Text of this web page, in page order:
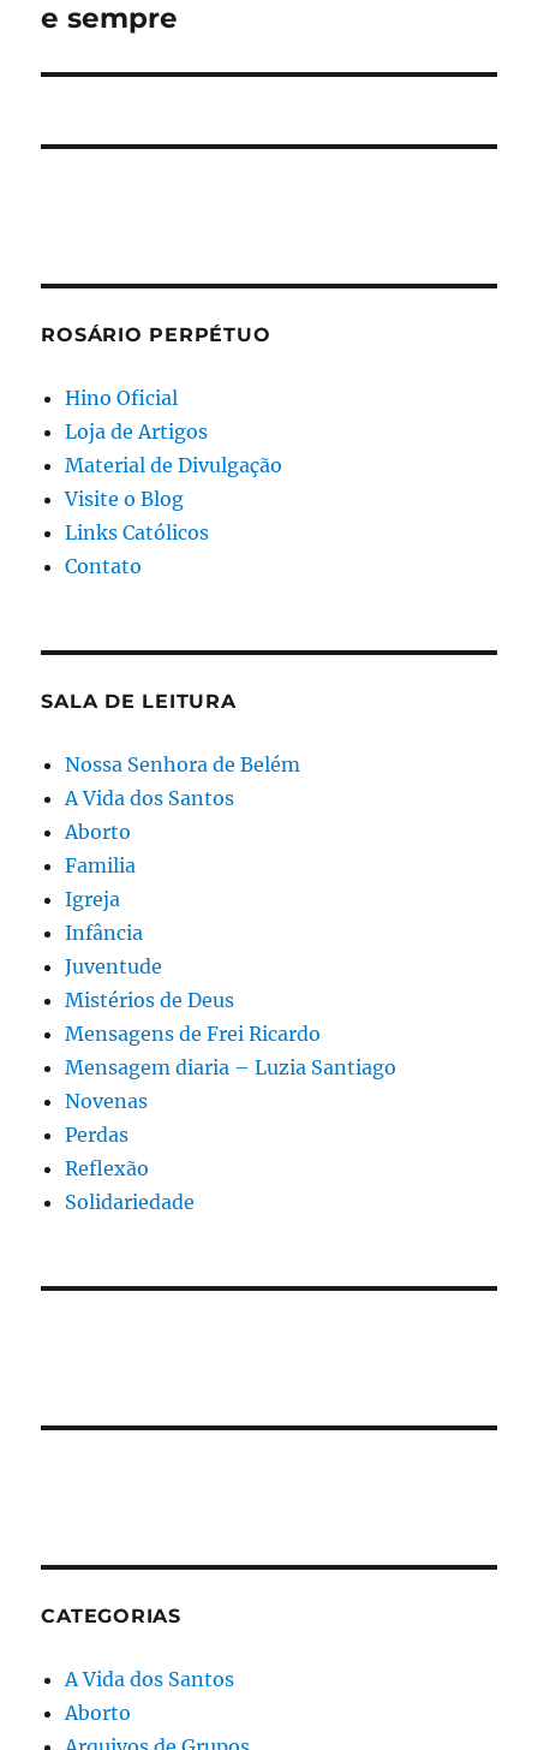
post:
e sempre
ROSÁRIO PERPÉTUO
Hino Oficial
Loja de Artigos
Material de Divulgação
Visite o Blog
Links Católicos
Contato
SALA DE LEITURA
Nossa Senhora de Belém
A Vida dos Santos
Aborto
Familia
Igreja
Infância
Juventude
Mistérios de Deus
Mensagens de Frei Ricardo
Mensagem diaria – Luzia Santiago
Novenas
Perdas
Reflexão
Solidariedade
CATEGORIAS
A Vida dos Santos
Aborto